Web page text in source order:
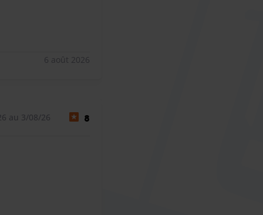
6 août 2026
au 3/08/26 8